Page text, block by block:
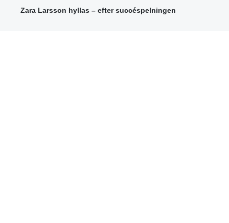
Zara Larsson hyllas – efter succéspelningen